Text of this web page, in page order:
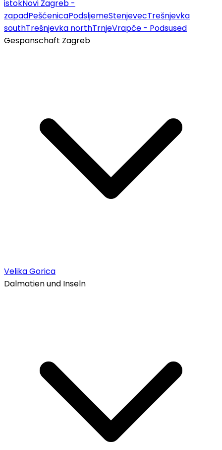
istokNovi Zagreb -
zapadPešćenicaPodsljemeStenjevecTrešnjevka
southTrešnjevka northTrnjeVrapče - Podsused
Gespanschaft Zagreb
Velika Gorica
Dalmatien und Inseln